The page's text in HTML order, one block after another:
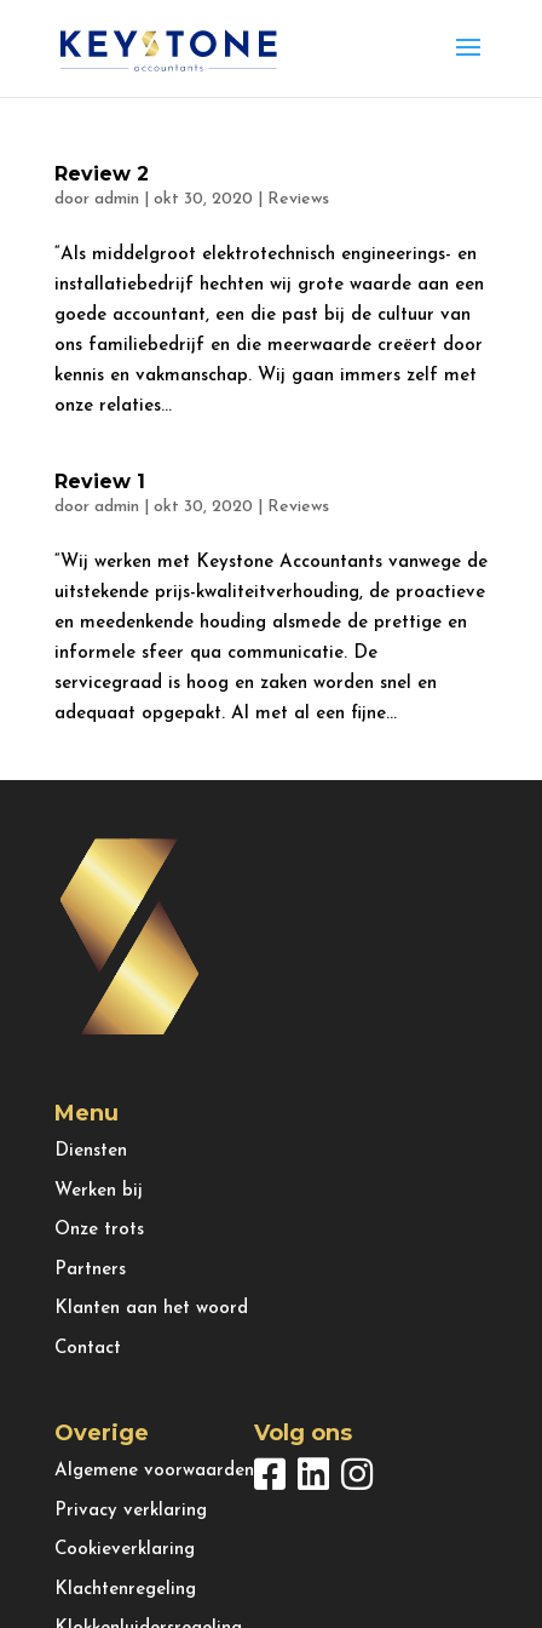
Review 2
door admin okt 30, 2020 Reviews
“Als middelgroot elektrotechnisch engineerings- en
installatiebedrijf hechten wij grote waarde aan een
goede accountant, een die past bij de cultuur van
ons familiebedrijf en die meerwaarde creëert door
kennis en vakmanschap. Wij gaan immers zelf met
onze relaties...
Review 1
door admin okt 30, 2020 Reviews
“Wij werken met Keystone Accountants vanwege de
uitstekende prijs-kwaliteitverhouding, de proactieve
en meedenkende houding alsmede de prettige en
informele sfeer qua communicatie. De
servicegraad is hoog en zaken worden snel en
adequaat opgepakt. Al met al een fijne...
Menu
Diensten
Werken bij
Onze trots
Partners
Klanten aan het woord
Contact
Overige
Algemene voorwaarden
Privacy verklaring
Cookieverklaring
Klachtenregeling
Volg ons